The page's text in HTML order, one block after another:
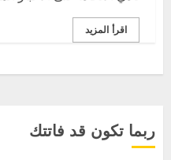
اقرأ المزيد
ربما تكون قد فاتتك